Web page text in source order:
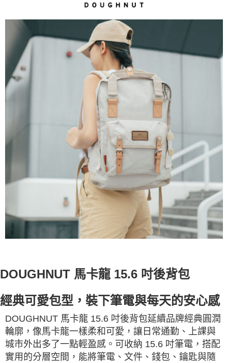
DOUGHNUT 馬卡龍 15.6 吋後背包
經典可愛包型，裝下筆電與每天的安心感
DOUGHNUT 馬卡龍 15.6 吋後背包延續品牌經典圓潤
輪廓，像馬卡龍一樣柔和可愛，讓日常通勤、上課與
城市外出多了一點輕盈感。可收納 15.6 吋筆電，搭配
實用的分層空間，能將筆電、文件、錢包、鑰匙與隨